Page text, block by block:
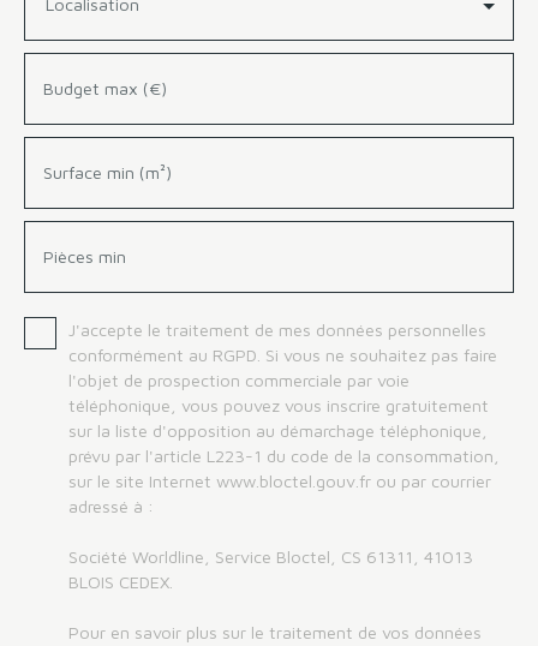
Localisation
Budget max (€)
Surface min (m²)
Pièces min
J'accepte le traitement de mes données personnelles
conformément au RGPD. Si vous ne souhaitez pas faire
l'objet de prospection commerciale par voie
téléphonique, vous pouvez vous inscrire gratuitement
sur la liste d'opposition au démarchage téléphonique,
prévu par l'article L223-1 du code de la consommation,
sur le site Internet www.bloctel.gouv.fr ou par courrier
adressé à :
Société Worldline, Service Bloctel, CS 61311, 41013
BLOIS CEDEX.
Pour en savoir plus sur le traitement de vos données